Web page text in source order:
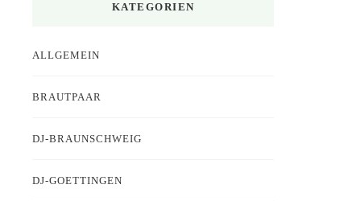
KATEGORIEN
ALLGEMEIN
BRAUTPAAR
DJ-BRAUNSCHWEIG
DJ-GOETTINGEN